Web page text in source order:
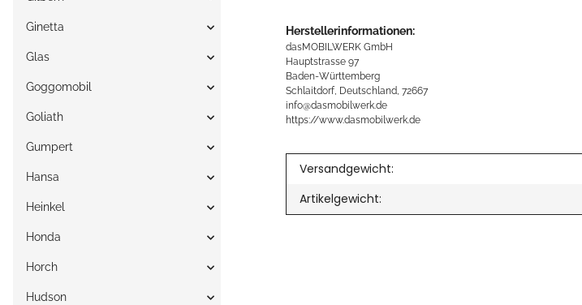
Herstellerinformationen:
dasMOBILWERK GmbH
Hauptstrasse 97
Baden-Württemberg
Schlaitdorf, Deutschland, 72667
info@dasmobilwerk.de
https://www.dasmobilwerk.de
Versandgewicht:
Artikelgewicht:
Ginetta
Glas
Goggomobil
Goliath
Gumpert
Hansa
Heinkel
Honda
Horch
Hudson